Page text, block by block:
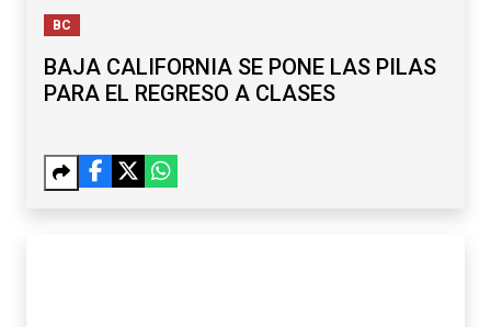
BC
BAJA CALIFORNIA SE PONE LAS PILAS
PARA EL REGRESO A CLASES